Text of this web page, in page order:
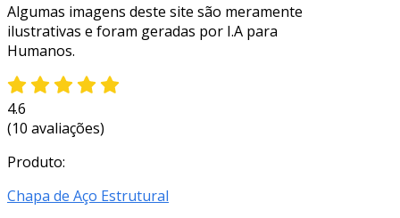
Algumas imagens deste site são meramente
ilustrativas e foram geradas por I.A para
Humanos.
4.6
(10 avaliações)
Produto:
Chapa de Aço Estrutural